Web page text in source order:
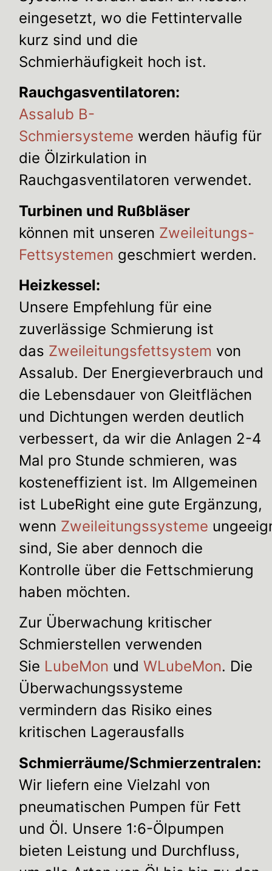
eingesetzt, wo die Fettintervalle
kurz sind und die
Schmierhäufigkeit hoch ist.
Rauchgasventilatoren:
Assalub B-
Schmiersysteme werden häufig für
die Ölzirkulation in
Rauchgasventilatoren verwendet.
Turbinen und Rußbläser
können mit unseren Zweileitungs-
Fettsystemen geschmiert werden.
Heizkessel:
Unsere Empfehlung für eine
zuverlässige Schmierung ist
das Zweileitungsfettsystem von
Assalub. Der Energieverbrauch und
die Lebensdauer von Gleitflächen
und Dichtungen werden deutlich
verbessert, da wir die Anlagen 2-4
Mal pro Stunde schmieren, was
kosteneffizient ist. Im Allgemeinen
ist LubeRight eine gute Ergänzung,
wenn Zweileitungssysteme
sind, Sie aber dennoch die
Kontrolle über die Fettschmierung
haben möchten.
Zur Überwachung kritischer
Schmierstellen verwenden
Sie LubeMon undWLubeMon. Die
Überwachungssysteme
vermindern das Risiko eines
kritischen Lagerausfalls
Schmierräume/Schmierzentralen:
Wir liefern eine Vielzahl von
pneumatischen Pumpen für Fett
und Öl. Unsere 1:6-Ölpumpen
bieten Leistung und Durchfluss,